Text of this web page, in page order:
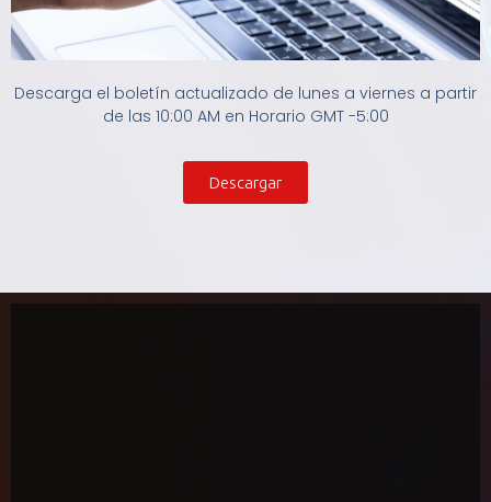
Descarga el boletín actualizado de lunes a viernes a partir
de las 10:00 AM en Horario GMT -5:00
Descargar